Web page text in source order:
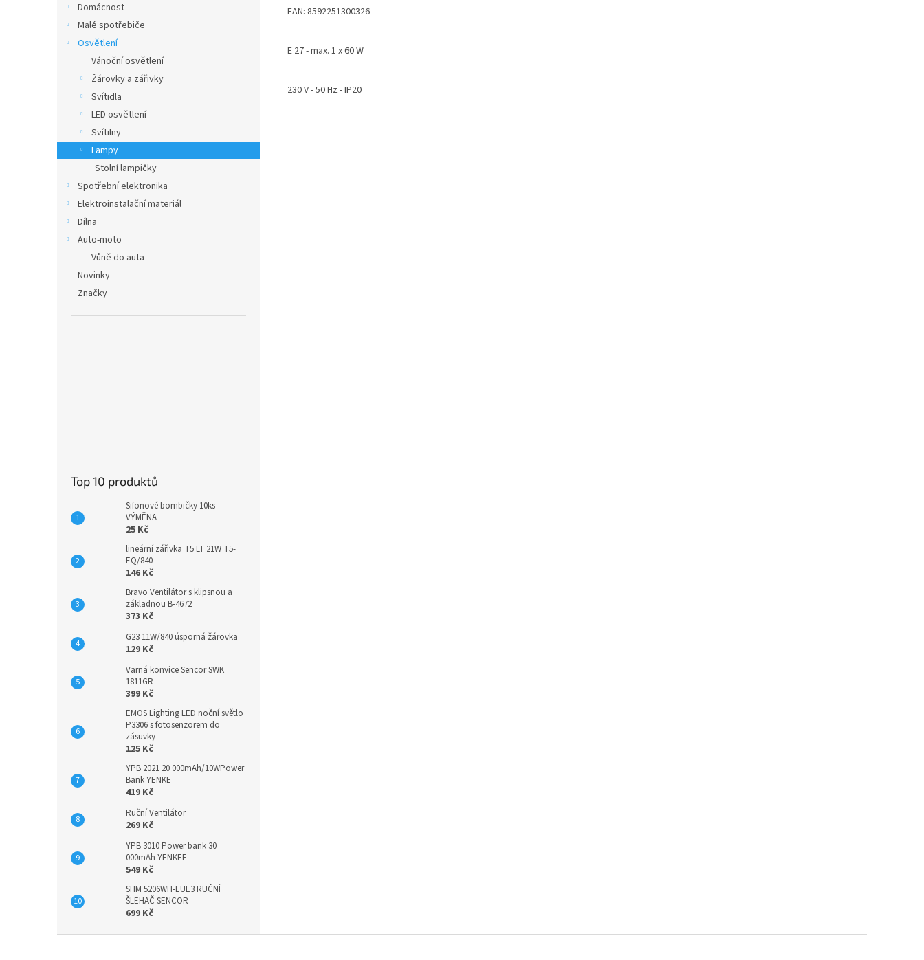
Domácnost
Malé spotřebiče
Osvětlení
Vánoční osvětlení
Žárovky a zářivky
Svítidla
LED osvětlení
Svítilny
Lampy
Stolní lampičky
Spotřební elektronika
Elektroinstalační materiál
Dílna
Auto-moto
Vůně do auta
Novinky
Značky
Top 10 produktů
Sifonové bombičky 10ks
VÝMĚNA
25 Kč
lineární zářivka T5 LT 21W T5-
EQ/840
146 Kč
Bravo Ventilátor s klipsnou a
základnou B-4672
373 Kč
G23 11W/840 úsporná žárovka
129 Kč
Varná konvice Sencor SWK
1811GR
399 Kč
EMOS Lighting LED noční světlo
P3306 s fotosenzorem do
zásuvky
125 Kč
YPB 2021 20 000mAh/10WPower
Bank YENKE
419 Kč
Ruční Ventilátor
269 Kč
YPB 3010 Power bank 30
000mAh YENKEE
549 Kč
SHM 5206WH-EUE3 RUČNÍ
ŠLEHAČ SENCOR
699 Kč
EAN: 8592251300326
E 27 - max. 1 x 60 W
230 V - 50 Hz - IP20